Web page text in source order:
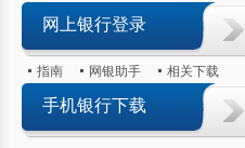
网上银行登录
指南 网银助手 相关下载
手机银行下载